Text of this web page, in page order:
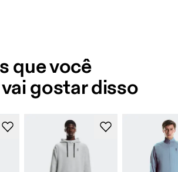
que você
gostar disso